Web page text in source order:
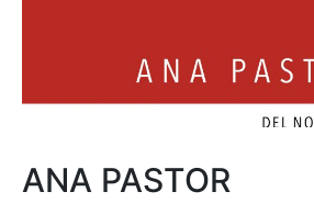
ANA PASTOR